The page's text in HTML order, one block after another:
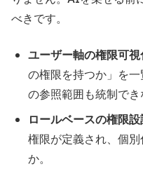
べきです。
ユーザー軸の権限可
の権限を持つか」を
の参照範囲も統制でき
ロールベースの権限設
権限が定義され、個
か。